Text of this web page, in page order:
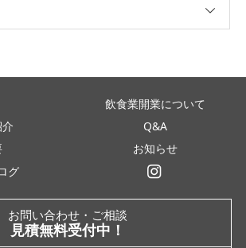
飲食業開業について
Q&A
お知らせ
グ
お問い合わせ・ご相談
見積無料受付中！